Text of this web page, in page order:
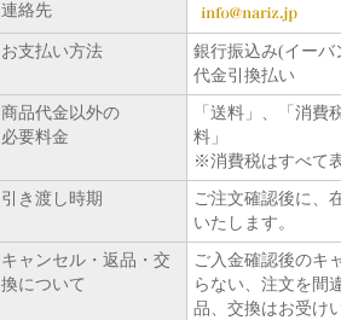
連絡先
お支払い方法
銀行振込み(イーバ
代金引換払い
商品代金以外の
必要料金
「送料」、「消費
料」
※消費税はすべて
引き渡し時期
ご注文確認後に、
いたします。
キャンセル・返品・交
換について
ご入金確認後のキ
らない、注文を間
品、交換はお受け